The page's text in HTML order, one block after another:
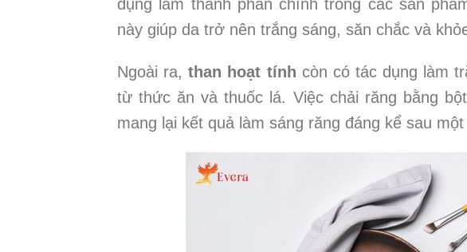
dụng làm thành phần chính trong các sản
này giúp da trở nên trắng sáng, săn chắc và
Ngoài ra, than hoạt tính còn có tác dụng làm
từ thức ăn và thuốc lá. Việc chải răng bằng
mang lại kết quả làm sáng răng đáng kể sau